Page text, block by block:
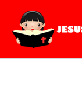
para
conteúdo
seu
e-
mail…